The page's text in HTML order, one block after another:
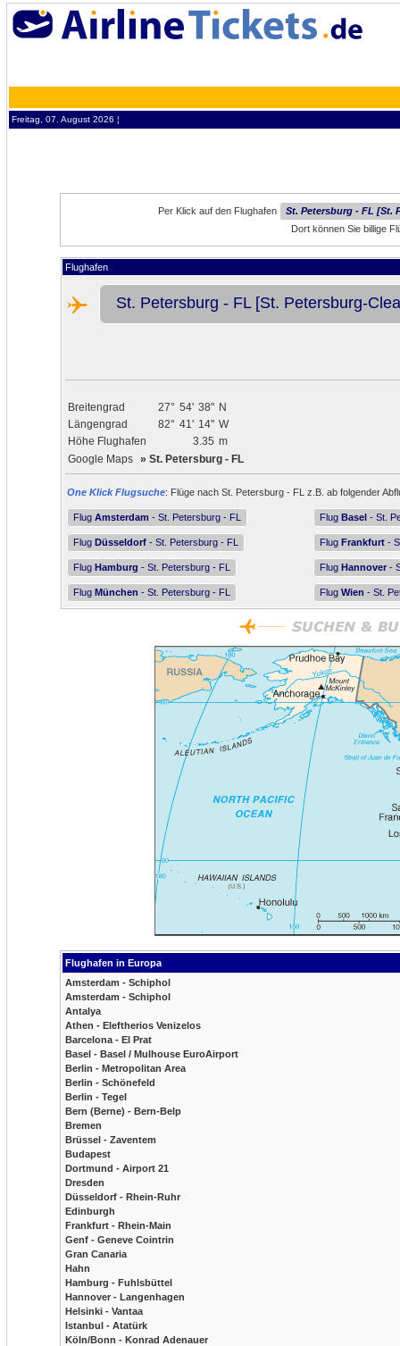
Freitag, 07. August 2026 ¦
Per Klick auf den Flughafen
St. Petersburg - FL [St.
Dort können Sie billige
Flughafen
St. Petersburg - FL [St. Petersburg-
Breitengrad 27° 54' 38" N
Längengrad
82° 41' 14" W
Höhe Flughafen
3.35 m
Google Maps » St. Petersburg - FL
One Klick Flugsuche: Flüge nach St. Petersburg - FL z.B. ab folgender
Flug Amsterdam - St. Petersburg - FL Flug Basel - St.
Flug Düsseldorf - St. Petersburg - FL Flug Frankfurt -
Flug Hamburg - St. Petersburg - FL Flug Hannover -
Flug München - St. Petersburg - FL Flug Wien - St.
Flughafen in Europa
Amsterdam - Schiphol
Amsterdam - Schiphol
Antalya
Athen - Eleftherios Venizelos
Barcelona - El Prat
Basel - Basel / Mulhouse EuroAirport
Berlin - Metropolitan Area
Berlin - Schönefeld
Berlin - Tegel
Bern (Berne) - Bern-Belp
Bremen
Brüssel - Zaventem
Budapest
Dortmund - Airport 21
Dresden
Düsseldorf - Rhein-Ruhr
Edinburgh
Frankfurt - Rhein-Main
Genf - Geneve Cointrin
Gran Canaria
Hahn
Hamburg - Fuhlsbüttel
Hannover - Langenhagen
Helsinki - Vantaa
Istanbul - Atatürk
Köln/Bonn - Konrad Adenauer